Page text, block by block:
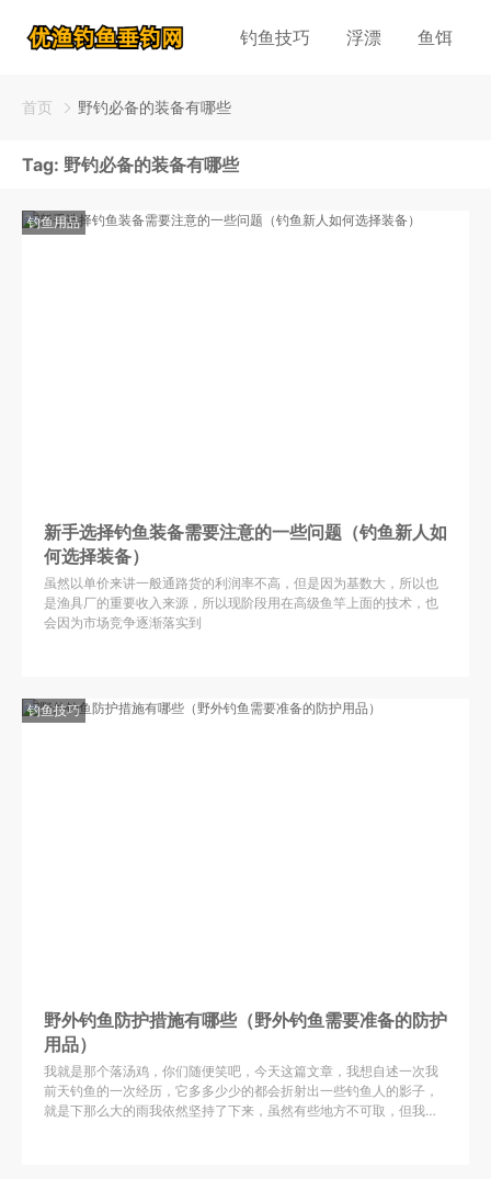
钓鱼技巧 浮漂 鱼饵
首页 野钓必备的装备有哪些
Tag: 野钓必备的装备有哪些
钓鱼用品
新手选择钓鱼装备需要注意的一些问题（钓鱼新人如
何选择装备）
虽然以单价来讲一般通路货的利润率不高，但是因为基数大，所以也
是渔具厂的重要收入来源，所以现阶段用在高级鱼竿上面的技术，也
会因为市场竞争逐渐落实到
钓鱼技巧
野外钓鱼防护措施有哪些（野外钓鱼需要准备的防护
用品）
我就是那个落汤鸡，你们随便笑吧，今天这篇文章，我想自述一次我
前天钓鱼的一次经历，它多多少少的都会折射出一些钓鱼人的影子，
就是下那么大的雨我依然坚持了下来，虽然有些地方不可取，但我愿